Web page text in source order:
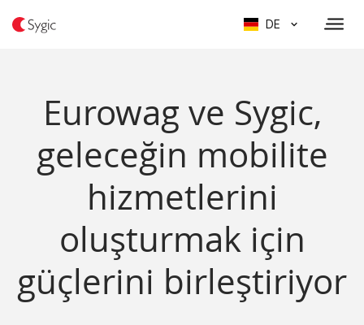
DE
Eurowag ve Sygic,
geleceğin mobilite
hizmetlerini
oluşturmak için
güçlerini birleştiriyor